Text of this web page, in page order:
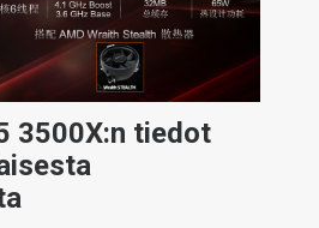
3500X:n tiedot